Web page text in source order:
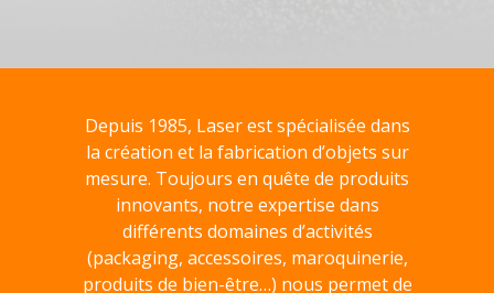
Depuis 1985, Laser est spécialisée dans
la création et la fabrication d’objets sur
mesure. Toujours en quête de produits
innovants, notre expertise dans
différents domaines d’activités
(packaging, accessoires, maroquinerie,
produits de bien-être…) nous permet de